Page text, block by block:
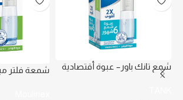
شمع تانك باور– عبوة أقتصادية
تكفى لمدة ٦ شهور